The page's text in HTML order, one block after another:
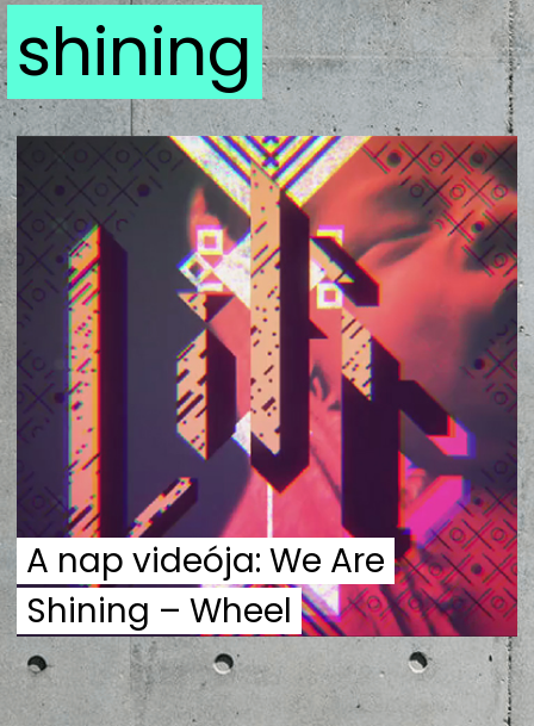
HIP
KULT
UTCA
ZENE
MÉDIAAJÁNLAT
IMPRESSZUM
PR-ARCHÍVUM
ADATKEZELÉSI TÁJÉKOZTATÓ
shining
A nap videója: We Are
Shining – Wheel